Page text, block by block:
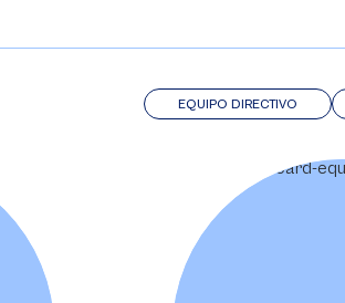
EQUIPO DIRECTIVO